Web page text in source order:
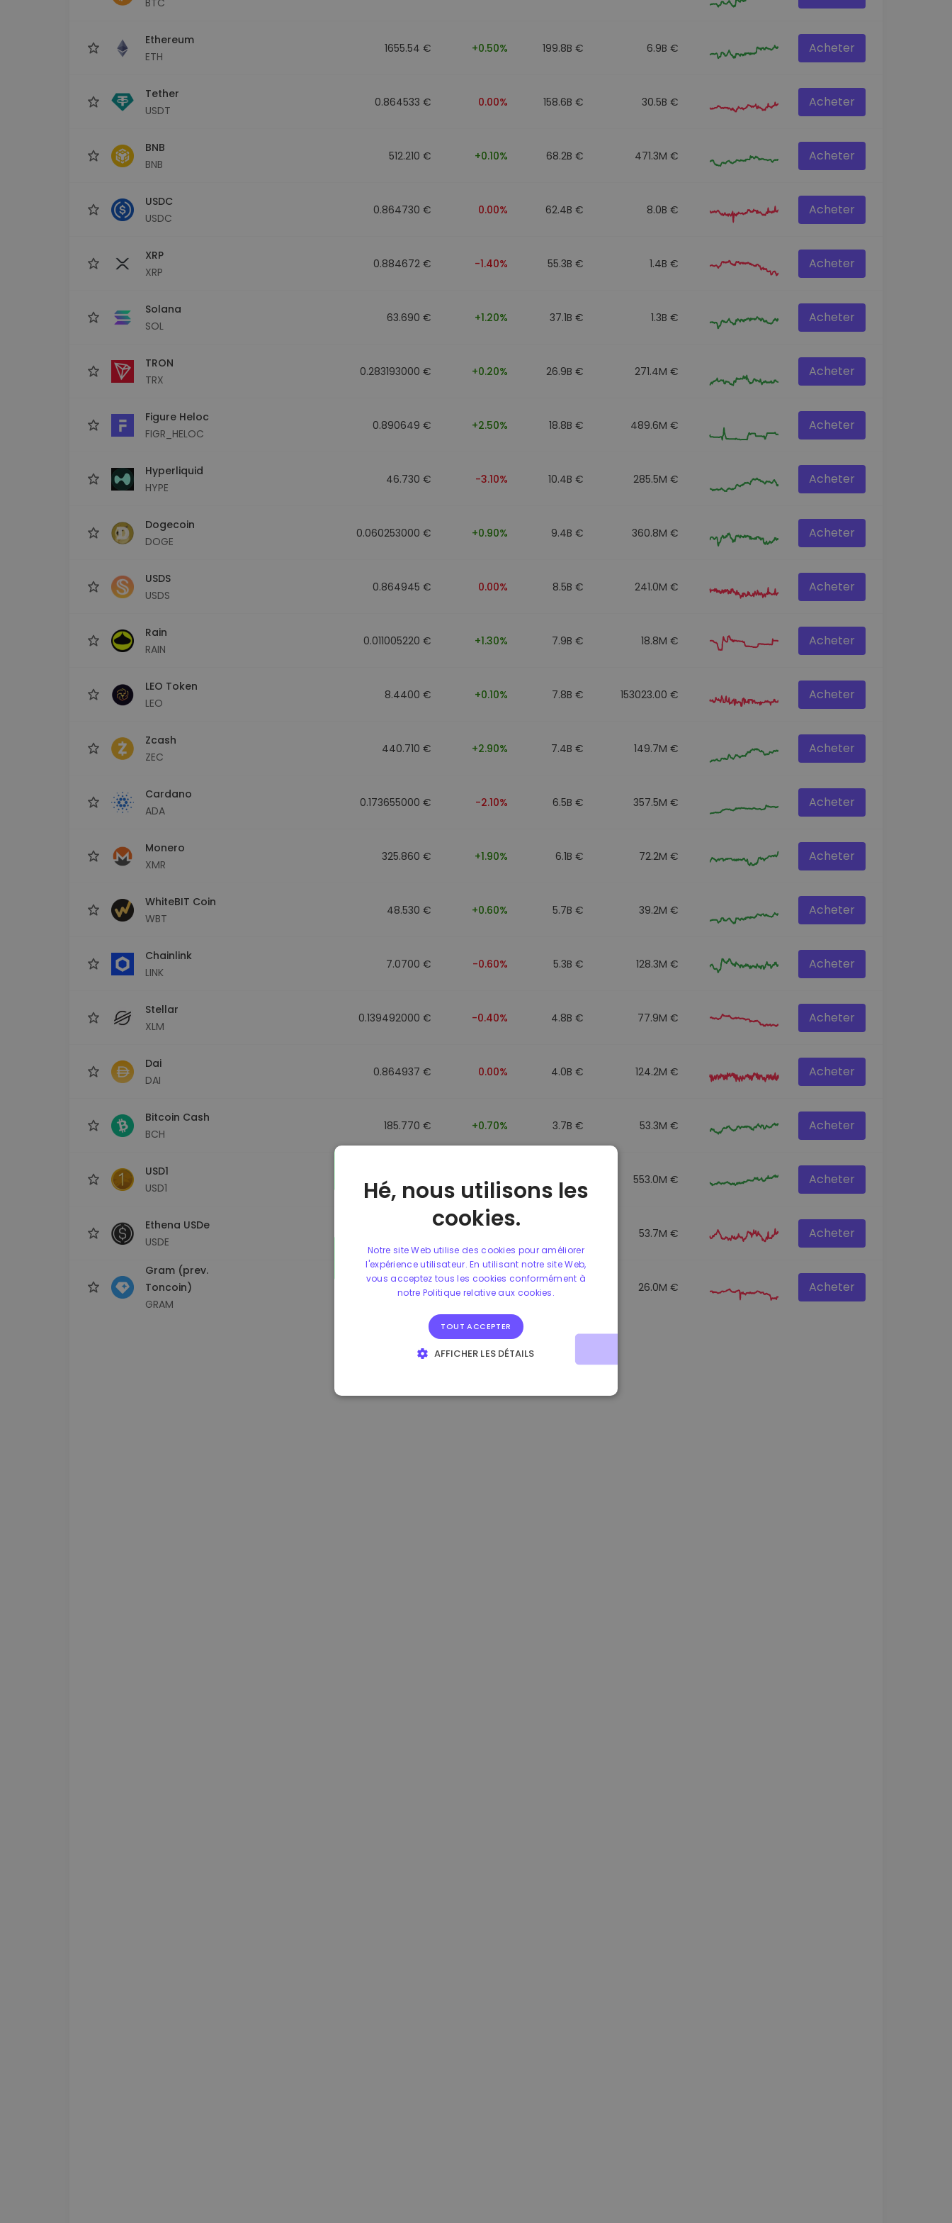
Ethereum
ETH
1655.54 € +0.50% 199.8B € 6.9B € Acheter
Tether
USDT
0.864533 € 0.00% 158.6B € 30.5B € Acheter
BNB
BNB
512.210 € +0.10% 68.2B € 471.3M € Acheter
USDC
USDC
0.864730 € 0.00% 62.4B € 8.0B € Acheter
XRP
XRP
0.884672 € -1.40% 55.3B € 1.4B € Acheter
Solana
SOL
63.690 € +1.20% 37.1B € 1.3B € Acheter
TRON
TRX
0.283193000 € +0.20% 26.9B € 271.4M € Acheter
Figure Heloc
FIGR_HELOC
0.890649 € +2.50% 18.8B € 489.6M € Acheter
Hyperliquid
HYPE
46.730 € -3.10% 10.4B € 285.5M € Acheter
Dogecoin
DOGE
0.060253000 € +0.90% 9.4B € 360.8M € Acheter
USDS
USDS
0.864945 € 0.00% 8.5B € 241.0M € Acheter
Rain
RAIN
0.011005220 € +1.30% 7.9B € 18.8M € Acheter
LEO Token
LEO
8.4400 € +0.10% 7.8B € 153023.00 € Acheter
Zcash
ZEC
440.710 € +2.90% 7.4B € 149.7M € Acheter
Cardano
ADA
0.173655000 € -2.10% 6.5B € 357.5M € Acheter
Monero
XMR
325.860 € +1.90% 6.1B € 72.2M € Acheter
WhiteBIT Coin
WBT
48.530 € +0.60% 5.7B € 39.2M € Acheter
Chainlink
LINK
7.0700 € -0.60% 5.3B € 128.3M € Acheter
Stellar
XLM
0.139492000 € -0.40% 4.8B € 77.9M € Acheter
Dai
DAI
0.864937 € 0.00% 4.0B € 124.2M € Acheter
Bitcoin Cash
BCH
185.770 € +0.70% 3.7B € 53.3M € Acheter
USD1
USD1
0.864857 € 0.00% 3.5B € 553.0M € Acheter
Ethena USDe
USDE
53.7M € Acheter
Gram (prev.
Toncoin)
GRAM
1.170000 € -1.80% 26.0M € Acheter
Hé, nous utilisons les
cookies.
Notre site Web utilise des cookies pour améliorer
l'expérience utilisateur. En utilisant notre site Web,
vous acceptez tous les cookies conformément à
notre Politique relative aux cookies.
TOUT ACCEPTER
AFFICHER LES DÉTAILS